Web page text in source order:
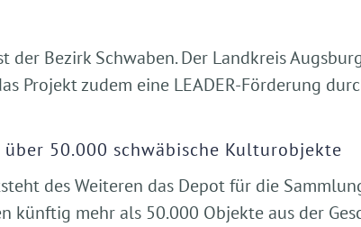
der Bezirk Schwaben. Der Landkreis
Projekt zudem eine LEADER-Förderung
50.000 schwäbische Kulturobjekte
des Weiteren das Depot für die
künftig mehr als 50.000 Objekte aus der